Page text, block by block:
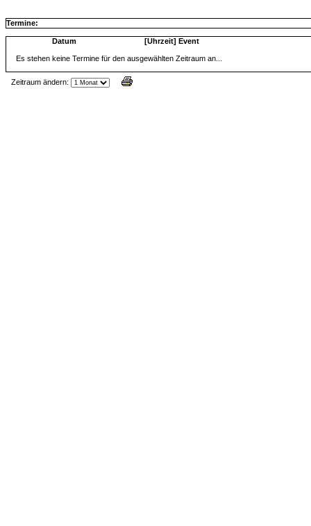
Termine:
Datum [Uhrzeit] Event
Es stehen keine Termine für den ausgewählten Zeitraum an...
Zeitraum ändern: